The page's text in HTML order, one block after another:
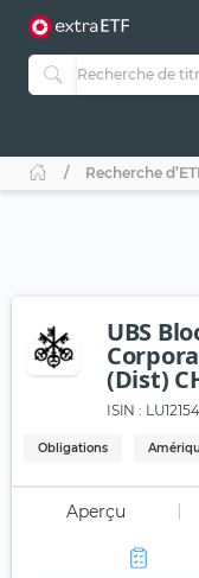
Recherche
UBS
(Dist)
ISIN :
Obligations
Aperçu